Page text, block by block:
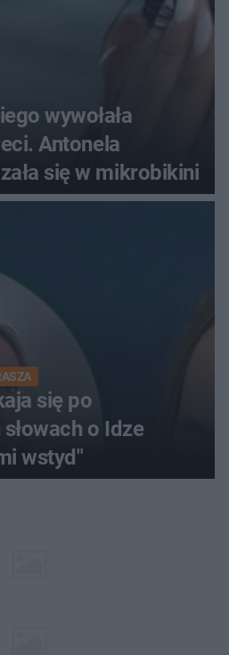
wywołała
Antonela
się w mikrobikini
się po
o Idze
wstyd"